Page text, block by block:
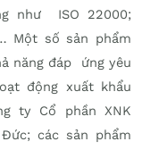
như ISO 22000;
Một số sản phẩm
năng đáp ứng yêu
động xuất khẩu
ty Cổ phần XNK
các sản phẩm